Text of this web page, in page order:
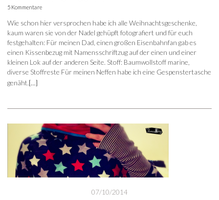
5 Kommentare
Wie schon hier versprochen habe ich alle Weihnachtsgeschenke,
kaum waren sie von der Nadel gehüpft fotografiert und für euch
festgehalten: Für meinen Dad, einen großen Eisenbahnfan gab es
einen Kissenbezug mit Namensschriftzug auf der einen und einer
kleinen Lok auf der anderen Seite. Stoff: Baumwollstoff marine,
diverse Stoffreste Für meinen Neffen habe ich eine Gespenstertasche
genäht.[…]
07/10/2014